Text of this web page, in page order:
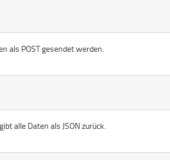
als POST gesendet werden.
alle Daten als JSON zurück.